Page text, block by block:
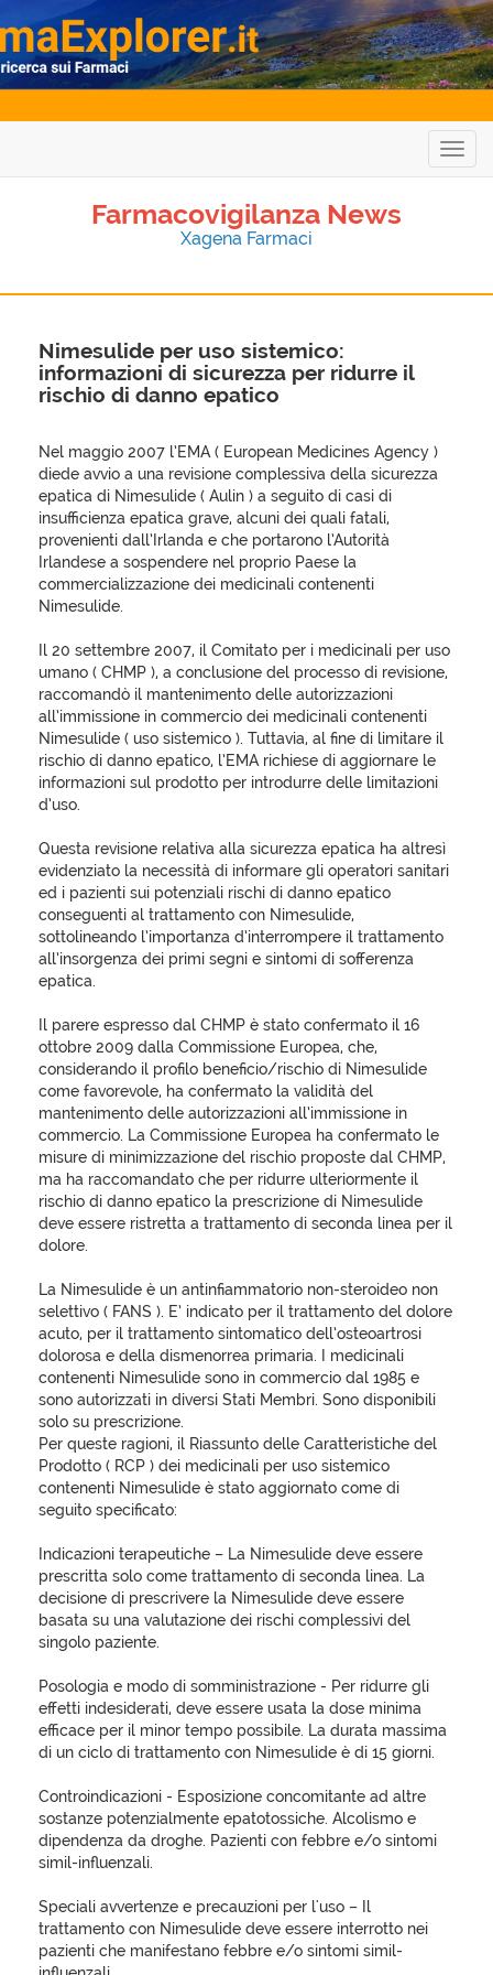
Farmacovigilanza News
Xagena Farmaci
Nimesulide per uso sistemico:
informazioni di sicurezza per ridurre il
rischio di danno epatico
Nel maggio 2007 l’EMA ( European Medicines Agency )
diede avvio a una revisione complessiva della sicurezza
epatica di Nimesulide ( Aulin ) a seguito di casi di
insufficienza epatica grave, alcuni dei quali fatali,
provenienti dall’Irlanda e che portarono l’Autorità
Irlandese a sospendere nel proprio Paese la
commercializzazione dei medicinali contenenti
Nimesulide.
Il 20 settembre 2007, il Comitato per i medicinali per uso
umano ( CHMP ), a conclusione del processo di revisione,
raccomandò il mantenimento delle autorizzazioni
all’immissione in commercio dei medicinali contenenti
Nimesulide ( uso sistemico ). Tuttavia, al fine di limitare il
rischio di danno epatico, l’EMA richiese di aggiornare le
informazioni sul prodotto per introdurre delle limitazioni
d’uso.
Questa revisione relativa alla sicurezza epatica ha altresì
evidenziato la necessità di informare gli operatori sanitari
ed i pazienti sui potenziali rischi di danno epatico
conseguenti al trattamento con Nimesulide,
sottolineando l’importanza d’interrompere il trattamento
all’insorgenza dei primi segni e sintomi di sofferenza
epatica.
Il parere espresso dal CHMP è stato confermato il 16
ottobre 2009 dalla Commissione Europea, che,
considerando il profilo beneficio/rischio di Nimesulide
come favorevole, ha confermato la validità del
mantenimento delle autorizzazioni all’immissione in
commercio. La Commissione Europea ha confermato le
misure di minimizzazione del rischio proposte dal CHMP,
ma ha raccomandato che per ridurre ulteriormente il
rischio di danno epatico la prescrizione di Nimesulide
deve essere ristretta a trattamento di seconda linea per il
dolore.
La Nimesulide è un antinfiammatorio non-steroideo non
selettivo ( FANS ). E’ indicato per il trattamento del dolore
acuto, per il trattamento sintomatico dell’osteoartrosi
dolorosa e della dismenorrea primaria. I medicinali
contenenti Nimesulide sono in commercio dal 1985 e
sono autorizzati in diversi Stati Membri. Sono disponibili
solo su prescrizione.
Per queste ragioni, il Riassunto delle Caratteristiche del
Prodotto ( RCP ) dei medicinali per uso sistemico
contenenti Nimesulide è stato aggiornato come di
seguito specificato:
Indicazioni terapeutiche – La Nimesulide deve essere
prescritta solo come trattamento di seconda linea. La
decisione di prescrivere la Nimesulide deve essere
basata su una valutazione dei rischi complessivi del
singolo paziente.
Posologia e modo di somministrazione - Per ridurre gli
effetti indesiderati, deve essere usata la dose minima
efficace per il minor tempo possibile. La durata massima
di un ciclo di trattamento con Nimesulide è di 15 giorni.
Controindicazioni - Esposizione concomitante ad altre
sostanze potenzialmente epatotossiche. Alcolismo e
dipendenza da droghe. Pazienti con febbre e/o sintomi
simil-influenzali.
Speciali avvertenze e precauzioni per l'uso – Il
trattamento con Nimesulide deve essere interrotto nei
pazienti che manifestano febbre e/o sintomi simil-